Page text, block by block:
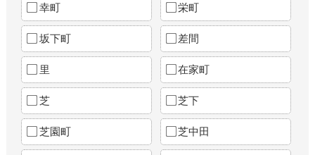
幸町 栄町
坂下町 差間
里 在家町
芝 芝下
芝園町 芝中田